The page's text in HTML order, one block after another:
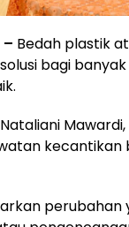
Bedah plastik
bagi
kecantikan